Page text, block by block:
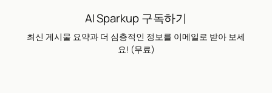
AI Sparkup 구독하기
최신 게시물 요약과 더 심층적인 정보를 이메일로 받아 보세
요! (무료)